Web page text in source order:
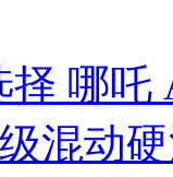
哪吒
混动